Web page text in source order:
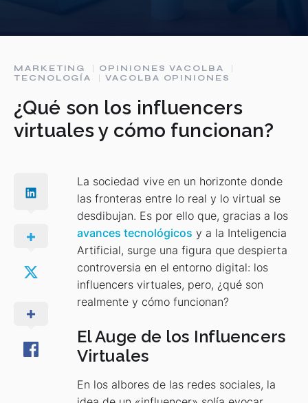
MARKETING
OPINIONES VACOLBA
TECNOLOGÍA
VACOLBA OPINIONES
¿Qué son los influencers
virtuales y cómo funcionan?
La sociedad vive en un horizonte donde
las fronteras entre lo real y lo virtual se
desdibujan. Es por ello que, gracias a los
avances tecnológicos y a la Inteligencia
Artificial, surge una figura que despierta
controversia en el entorno digital: los
influencers virtuales, pero, ¿qué son
realmente y cómo funcionan?
El Auge de los Influencers
Virtuales
En los albores de las redes sociales, la